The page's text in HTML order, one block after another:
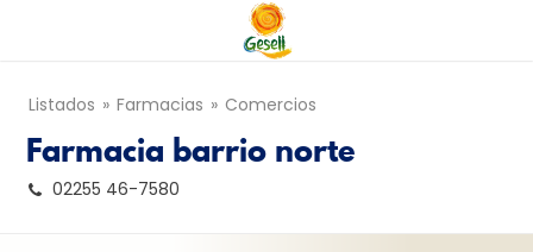
Listados Farmacias Comercios
Farmacia barrio norte
02255 46-7580